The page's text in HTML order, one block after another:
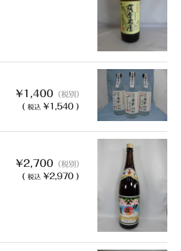
¥1,400 （税別）
( 税込 ¥1,540 )
¥2,700 （税別）
( 税込 ¥2,970 )